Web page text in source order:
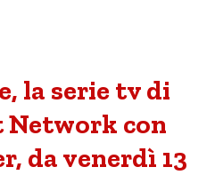
la serie tv di
Network con
da venerdì 13